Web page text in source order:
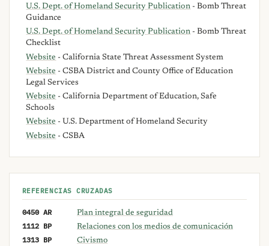
U.S. Dept. of Homeland Security Publication - Bomb Threat
Guidance
U.S. Dept. of Homeland Security Publication - Bomb Threat
Checklist
Website - California State Threat Assessment System
Website - CSBA District and County Office of Education
Legal Services
Website - California Department of Education, Safe
Schools
Website - U.S. Department of Homeland Security
Website - CSBA
REFERENCIAS CRUZADAS
0450 AR Plan integral de seguridad
1112 BP Relaciones con los medios de comunicación
1313 BP Civismo